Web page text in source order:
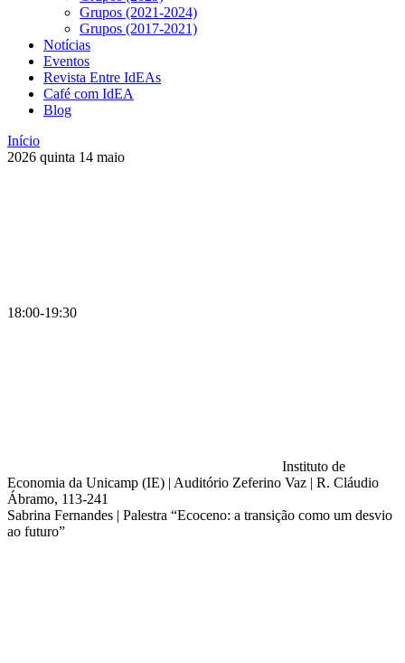
Grupos (2021-2024)
Grupos (2017-2021)
Notícias
Eventos
Revista Entre IdEAs
Café com IdEA
Blog
Início
2026 quinta 14 maio
18:00-19:30
Instituto de
Economia da Unicamp (IE) | Auditório Zeferino Vaz | R. Cláudio
Ábramo, 113-241
Sabrina Fernandes | Palestra “Ecoceno: a transição como um desvio
ao futuro”